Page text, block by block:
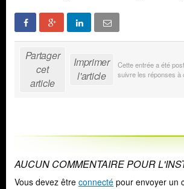
Partager
cet
article
Imprimer
l'article
Cette entrée a été
suivre les réponses à
AUCUN COMMENTAIRE POUR
Vous devez être connecté pour envoyer un